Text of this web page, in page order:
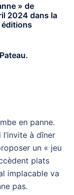
» de
2024 dans la
en panne.
à dîner
un « jeu
plats
implacable va
pas.